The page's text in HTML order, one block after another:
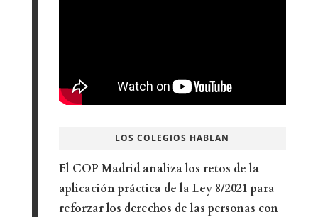
LOS COLEGIOS HABLAN
El COP Madrid analiza los retos de la
aplicación práctica de la Ley 8/2021 para
reforzar los derechos de las personas con